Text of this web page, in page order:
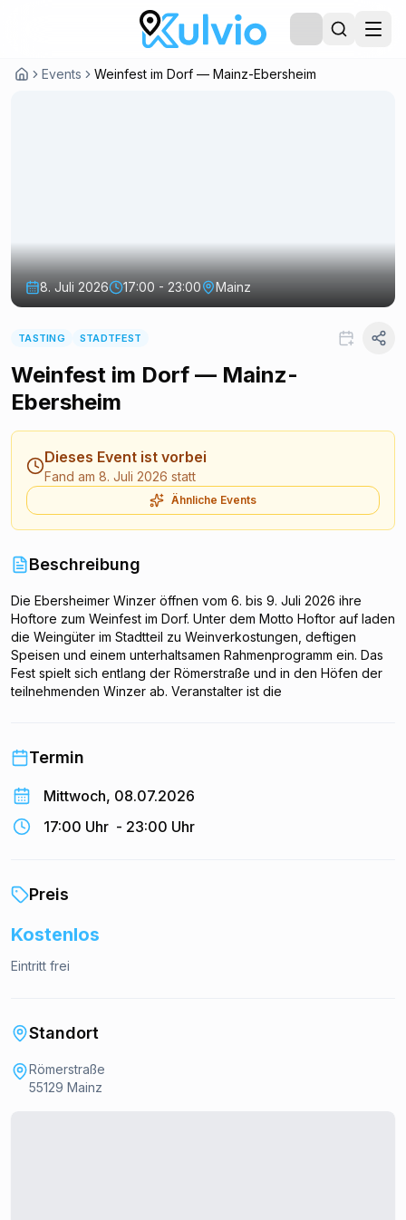
Events Weinfest im Dorf — Mainz-Ebersheim
8. Juli 2026 17:00 - 23:00 Mainz
TASTING STADTFEST
Weinfest im Dorf — Mainz-
Ebersheim
Dieses Event ist vorbei
Fand am 8. Juli 2026 statt
Ähnliche Events
Beschreibung
Die Ebersheimer Winzer öffnen vom 6. bis 9. Juli 2026 ihre
Hoftore zum Weinfest im Dorf. Unter dem Motto Hoftor auf laden
die Weingüter im Stadtteil zu Weinverkostungen, deftigen
Speisen und einem unterhaltsamen Rahmenprogramm ein. Das
Fest spielt sich entlang der Römerstraße und in den Höfen der
teilnehmenden Winzer ab. Veranstalter ist die
Termin
Mittwoch, 08.07.2026
17:00 Uhr - 23:00 Uhr
Preis
Kostenlos
Eintritt frei
Standort
Römerstraße
55129 Mainz